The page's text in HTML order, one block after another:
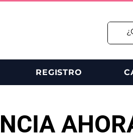
REGISTRO